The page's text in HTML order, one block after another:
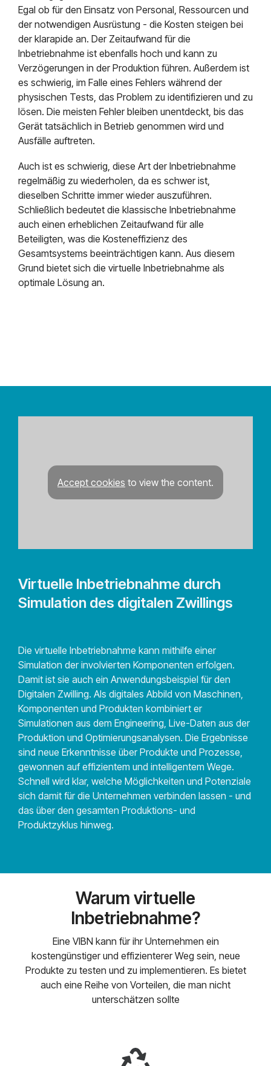
Egal ob für den Einsatz von Personal, Ressourcen und
der notwendigen Ausrüstung - die Kosten steigen bei
der klarapide an. Der Zeitaufwand für die
Inbetriebnahme ist ebenfalls hoch und kann zu
Verzögerungen in der Produktion führen. Außerdem ist
es schwierig, im Falle eines Fehlers während der
physischen Tests, das Problem zu identifizieren und zu
lösen. Die meisten Fehler bleiben unentdeckt, bis das
Gerät tatsächlich in Betrieb genommen wird und
Ausfälle auftreten.
Auch ist es schwierig, diese Art der Inbetriebnahme
regelmäßig zu wiederholen, da es schwer ist,
dieselben Schritte immer wieder auszuführen.
Schließlich bedeutet die klassische Inbetriebnahme
auch einen erheblichen Zeitaufwand für alle
Beteiligten, was die Kosteneffizienz des
Gesamtsystems beeinträchtigen kann. Aus diesem
Grund bietet sich die virtuelle Inbetriebnahme als
optimale Lösung an.
Virtuelle Inbetriebnahme durch
Simulation des digitalen Zwillings
Die virtuelle Inbetriebnahme kann mithilfe einer
Simulation der involvierten Komponenten erfolgen.
Damit ist sie auch ein Anwendungsbeispiel für den
Digitalen Zwilling. Als digitales Abbild von Maschinen,
Komponenten und Produkten kombiniert er
Simulationen aus dem Engineering, Live-Daten aus der
Produktion und Optimierungsanalysen. Die Ergebnisse
sind neue Erkenntnisse über Produkte und Prozesse,
gewonnen auf effizientem und intelligentem Wege.
Schnell wird klar, welche Möglichkeiten und Potenziale
sich damit für die Unternehmen verbinden lassen - und
das über den gesamten Produktions- und
Produktzyklus hinweg.
Accept cookies to view the content.
Warum virtuelle
Inbetriebnahme?
Eine VIBN kann für ihr Unternehmen ein
kostengünstiger und effizienterer Weg sein, neue
Produkte zu testen und zu implementieren. Es bietet
auch eine Reihe von Vorteilen, die man nicht
unterschätzen sollte